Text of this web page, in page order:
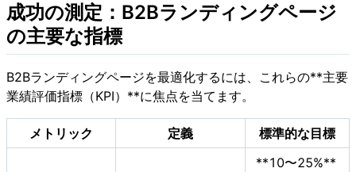
成功の測定：B2Bランディングページ
の主要な指標
B2Bランディングページを最適化するには、これらの**主要
業績評価指標（KPI）**に焦点を当てます。
メトリック 定義 標準的な目標
**10〜25%**